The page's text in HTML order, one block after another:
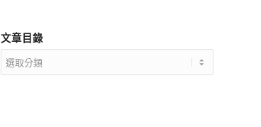
文章目錄
文
章